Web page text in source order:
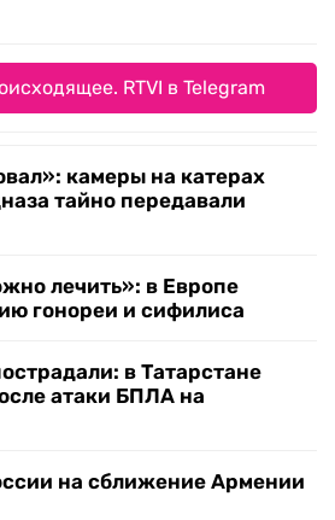
RTVI в Telegram
камеры на катерах
тайно передавали
лечить»: в Европе
гонореи и сифилиса
в Татарстане
атаки БПЛА на
на сближение Армении